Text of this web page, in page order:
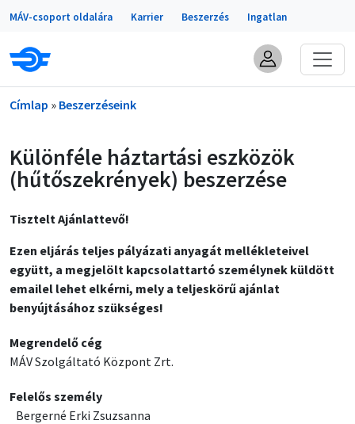
Ugrás a tartalomra
Portálok
MÁV-csoport oldalára Karrier Beszerzés Ingatlan
Morzsa
Címlap Beszerzéseink
Különféle háztartási eszközök
(hűtőszekrények) beszerzése
Tisztelt Ajánlattevő!
Ezen eljárás teljes pályázati anyagát mellékleteivel
együtt, a megjelölt kapcsolattartó személynek küldött
emailel lehet elkérni, mely a teljeskörű ajánlat
benyújtásához szükséges!
Megrendelő cég
MÁV Szolgáltató Központ Zrt.
Felelős személy
Bergerné Erki Zsuzsanna